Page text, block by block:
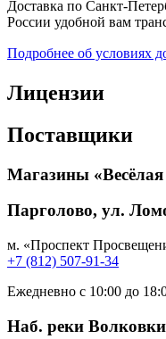
Доставка по Санкт-
России удобной вам
Подробнее об условиях
Лицензии
Поставщики
Магазины «Весёлая
Парголово, ул.
м. «Проспект
+7 (812) 507-91-34
Ежедневно с 10:00 до
Наб. реки